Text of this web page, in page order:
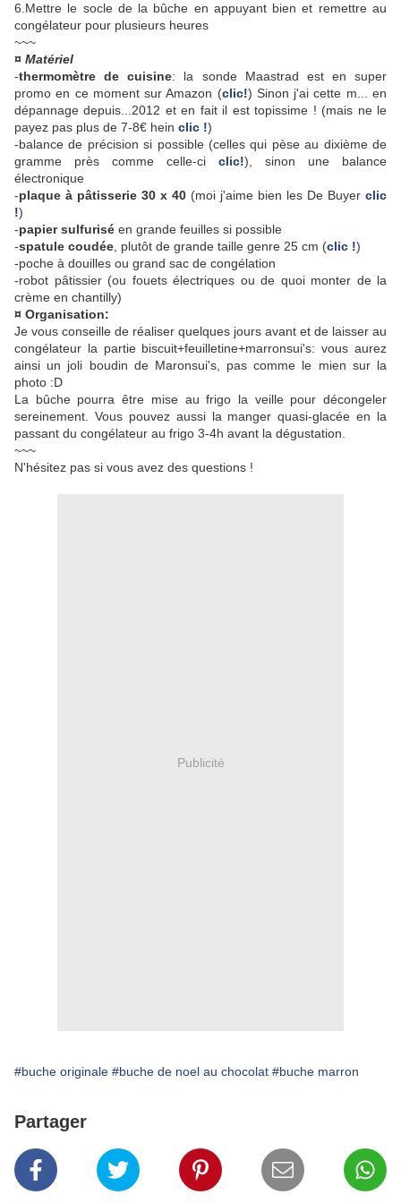
6.Mettre le socle de la bûche en appuyant bien et remettre au
congélateur pour plusieurs heures
~~~
¤ Matériel
-thermomètre de cuisine: la sonde Maastrad est en super
promo en ce moment sur Amazon (clic!) Sinon j'ai cette m... en
dépannage depuis...2012 et en fait il est topissime ! (mais ne le
payez pas plus de 7-8€ hein clic !)
-balance de précision si possible (celles qui pèse au dixième de
gramme près comme celle-ci clic!), sinon une balance
électronique
-plaque à pâtisserie 30 x 40 (moi j'aime bien les De Buyer clic
!)
-papier sulfurisé en grande feuilles si possible
-spatule coudée , plutôt de grande taille genre 25 cm (clic !)
-poche à douilles ou grand sac de congélation
-robot pâtissier (ou fouets électriques ou de quoi monter de la
crème en chantilly)
¤ Organisation:
Je vous conseille de réaliser quelques jours avant et de laisser au
congélateur la partie biscuit+feuilletine+marronsui's: vous aurez
ainsi un joli boudin de Maronsui's, pas comme le mien sur la
photo :D
La bûche pourra être mise au frigo la veille pour décongeler
sereinement. Vous pouvez aussi la manger quasi-glacée en la
passant du congélateur au frigo 3-4h avant la dégustation.
~~~
N'hésitez pas si vous avez des questions !
Publicité
#buche originale #buche de noel au chocolat #buche marron
Partager